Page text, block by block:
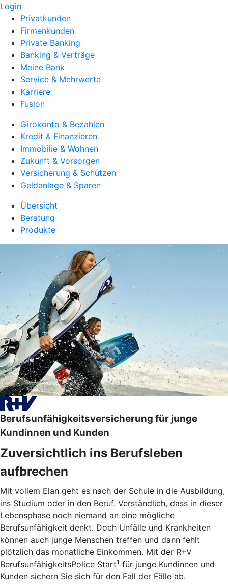
Login
Privatkunden
Firmenkunden
Private Banking
Banking & Verträge
Meine Bank
Service & Mehrwerte
Karriere
Fusion
Girokonto & Bezahlen
Kredit & Finanzieren
Immobilie & Wohnen
Zukunft & Vorsorgen
Versicherung & Schützen
Geldanlage & Sparen
Übersicht
Beratung
Produkte
Berufsunfähigkeitsversicherung für junge
Kundinnen und Kunden
Zuversichtlich ins Berufsleben
aufbrechen
Mit vollem Elan geht es nach der Schule in die Ausbildung,
ins Studium oder in den Beruf. Verständlich, dass in dieser
Lebensphase noch niemand an eine mögliche
Berufsunfähigkeit denkt. Doch Unfälle und Krankheiten
können auch junge Menschen treffen und dann fehlt
plötzlich das monatliche Einkommen. Mit der R+V
BerufsunfähigkeitsPolice Start1 für junge Kundinnen und
Kunden sichern Sie sich für den Fall der Fälle ab.